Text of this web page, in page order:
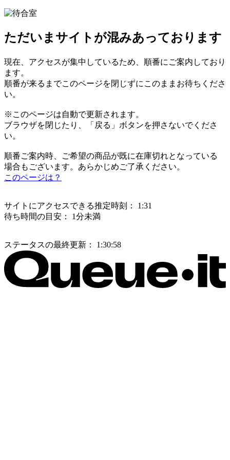
ただいまサイトが混みあっております
現在、アクセスが集中しているため、順番にご案内しており
ます。
順番が来るまでこのページを閉じずにこのままお待ちくださ
い。
※このページは自動で更新されます。
ブラウザを閉じたり、「戻る」ボタンを押さないでくださ
い。
順番ご案内時、ご希望の商品が既に在庫切れとなっている
場合もございます。あらかじめご了承ください。
このページは？
サイトにアクセスできる推定時刻：
1:31
待ち時間の目安：
1分未満
ステータスの最終更新： 1:30:58